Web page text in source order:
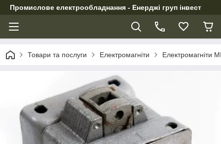
Промислове електрообладнання - Енерджі груп інвест
Товари та послуги Електромагніти Електромагніти